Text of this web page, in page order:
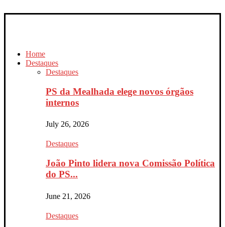
Home
Destaques
Destaques
PS da Mealhada elege novos órgãos
internos
July 26, 2026
Destaques
João Pinto lidera nova Comissão Política
do PS...
June 21, 2026
Destaques